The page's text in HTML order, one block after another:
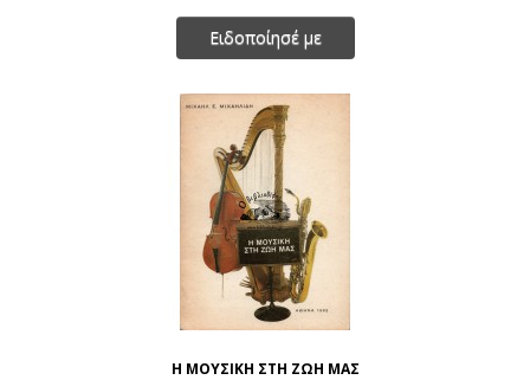
Ειδοποίησέ με
Η ΜΟΥΣΙΚΗ ΣΤΗ ΖΩΗ ΜΑΣ